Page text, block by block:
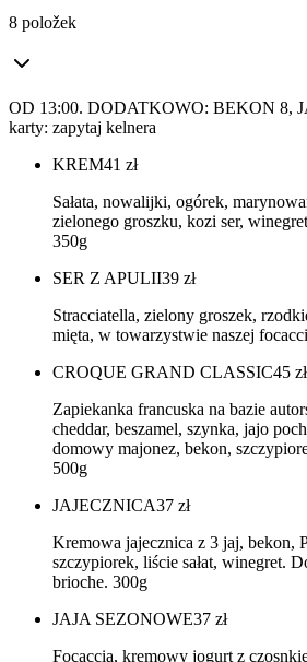
8 položek
OD 13:00. DODATKOWO: BEKON 8,
karty: zapytaj kelnera
KREM41 zł
Sałata, nowalijki, ogórek,
zielonego groszku, kozi ser,
350g
SER Z APULII39 zł
Stracciatella, zielony groszek,
mięta, w towarzystwie naszej
CROQUE GRAND CLASSIC45 zł
Zapiekanka francuska na bazie
cheddar, beszamel, szynka, jajo
domowy majonez, bekon,
500g
JAJECZNICA37 zł
Kremowa jajecznica z 3 jaj, bekon,
szczypiorek, liście sałat, winegret.
brioche. 300g
JAJA SEZONOWE37 zł
Focaccia, kremowy jogurt z